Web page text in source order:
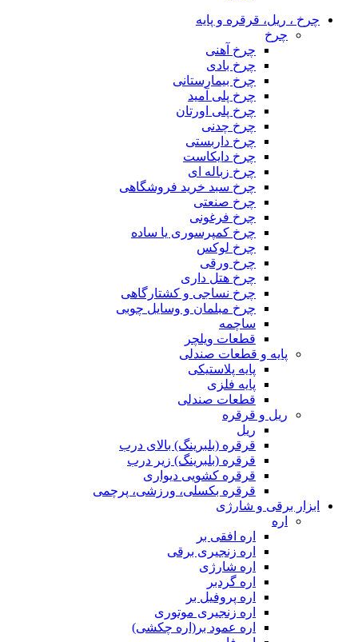
چرخ ، ریل، قرقره و پایه
چرخ
چرخ آهنی
چرخ بادی
چرخ بیمارستانی
چرخ پلی آمید
چرخ پلی اورتان
چرخ چدنی
چرخ داربستی
چرخ دایکاست
چرخ زباله ای
چرخ سبد خرید فروشگاهی
چرخ صنعتی
چرخ فرغونی
چرخ کمپرسوری یا ساده
چرخ لوکس
چرخ ورقی
چرخ هتل داری
چرخ نساجی و کشتارگاهی
چرخ مبلمان و وسایل چوبی
ساچمه
قطعات ویلچر
پایه و قطعات صندلی
پایه پلاستیکی
پایه فلزی
قطعات صندلی
ریل و قرقره
ریل
قرقره (بلبرینگ) بالای درب
قرقره (بلبرینگ) زیر درب
قرقره کشویی دیواری
قرقره بکسلی، ورزشی، پرچمی
ابزار برقی و شارژی
اره
اره افقی بر
اره زنجیری برقی
اره شارژی
اره گردبر
اره پروفیل بر
اره زنجیری موتوری
اره عمود بر(اره چکشی)